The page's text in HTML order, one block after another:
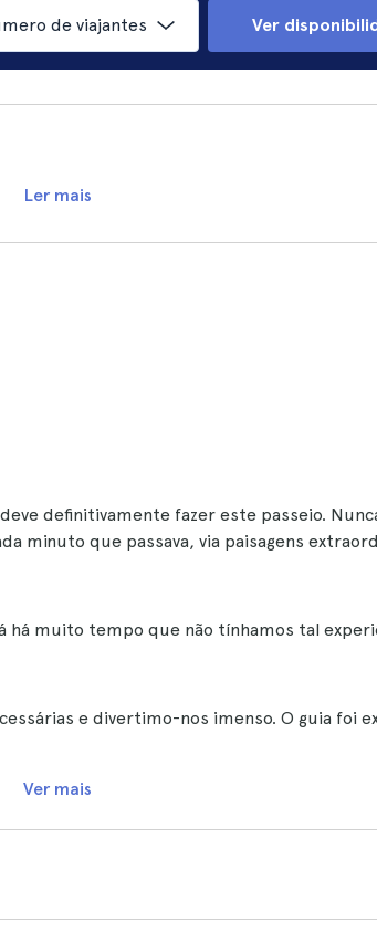
de viajantes Ver
Ler mais
definitivamente fazer este passeio.
minuto que passava, via paisagens
há muito tempo que não tínhamos tal
e divertimo-nos imenso. O guia foi
Ver mais